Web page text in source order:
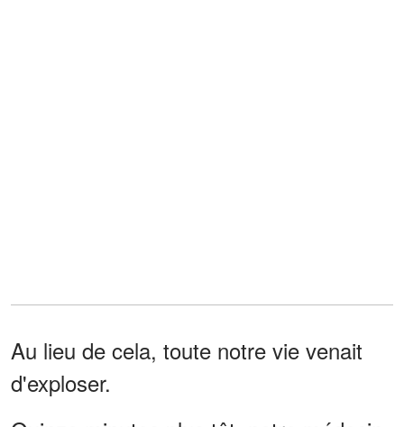
Au lieu de cela, toute notre vie venait
d'exploser.